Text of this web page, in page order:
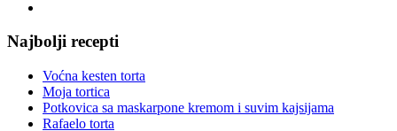
Najbolji recepti
Voćna kesten torta
Moja tortica
Potkovica sa maskarpone kremom i suvim kajsijama
Rafaelo torta